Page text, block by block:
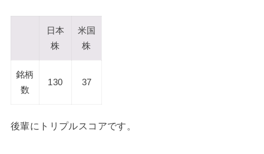
日本
株
米国
株
銘柄
数
130 37
後輩にトリプルスコアです。